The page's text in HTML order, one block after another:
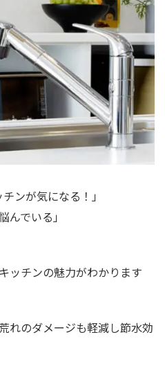
ンが気になる！」
んでいる」
ッチンの魅力がわかります
れのダメージも軽減し節水効